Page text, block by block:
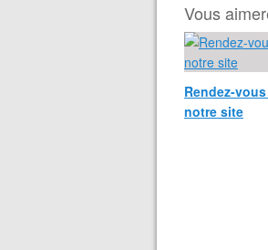
Vous
Rendez-
notre site